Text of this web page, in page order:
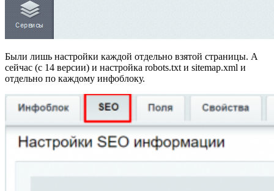
Были лишь настройки каждой отдельно взятой страницы. А
сейчас (с 14 версии) и настройка robots.txt и sitemap.xml и
отдельно по каждому инфоблоку.